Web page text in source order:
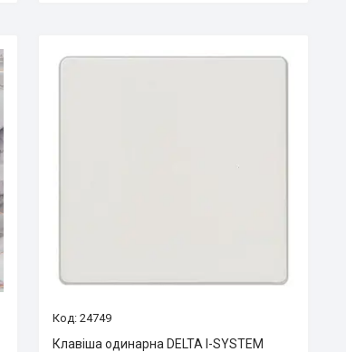
24749
Клавіша одинарна DELTA I-SYSTEM